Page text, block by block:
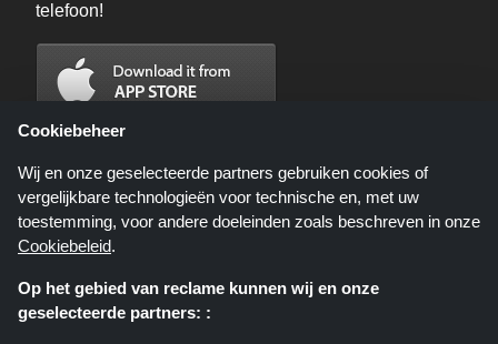
telefoon!
Shoppingspout.nl is een website die u deals, kortingen en kortingscodes
Cookiebeheer
Wij en onze geselecteerde partners gebruiken cookies of
vergelijkbare technologieën voor technische en, met uw
toestemming, voor andere doeleinden zoals beschreven in onze
Cookiebeleid.
Op het gebied van reclame kunnen wij en onze
geselecteerde partners: :